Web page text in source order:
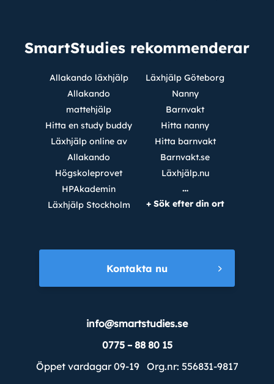
SmartStudies rekommenderar
Allakando läxhjälp
Allakando
mattehjälp
Hitta en study buddy
Läxhjälp online av
Allakando
Högskoleprovet
HPAkademin
Läxhjälp Stockholm
Läxhjälp Göteborg
Nanny
Barnvakt
Hitta nanny
Hitta barnvakt
Barnvakt.se
Läxhjälp.nu
…
+ Sök efter din ort
info@smartstudies.se
0775 – 88 80 15
Öppet vardagar 09-19 Org.nr: 556831-9817
Kontakta nu